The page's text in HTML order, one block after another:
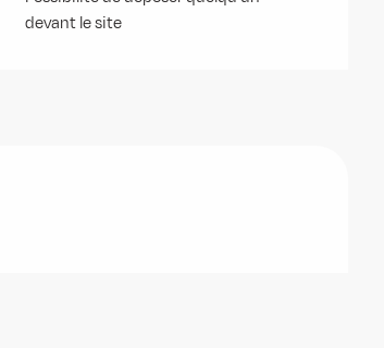
devant le site